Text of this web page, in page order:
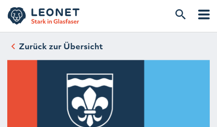
Zurück zur Übersicht